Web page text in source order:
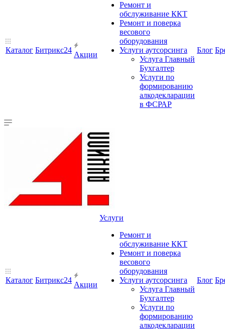
Каталог Битрикс24
Акции
Ремонт и
обслуживание ККТ
Ремонт и поверка
весового
оборудования
Услуги аутсорсинга
Услуга Главный
Бухгалтер
Услуги по
формированию
алкодекларации
в ФСРАР
Блог
Каталог Битрикс24
Акции
Услуги
Ремонт и
обслуживание ККТ
Ремонт и поверка
весового
оборудования
Услуги аутсорсинга
Услуга Главный
Бухгалтер
Услуги по
формированию
алкодекларации
Блог